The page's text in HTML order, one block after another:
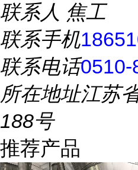
联系人 焦工
联系手机
联系电话0510-
所在地址江苏
188号
推荐产品